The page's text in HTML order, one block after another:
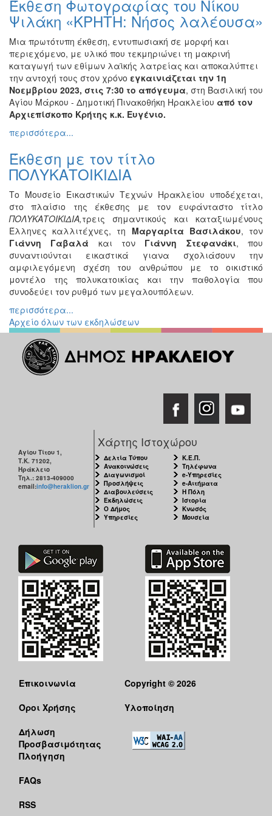
Βιβλίο
Ζωγραφική
Φωτογραφία
Τραγούδι
Μουσική
Κινηματογράφος
Χορός
Θέατρο
Ειδών
Συνέδρια
Ημερίδες
-
Διημερίδες
Σεμινάρια-
Διαλέξεις-
Ομιλίες
Διάφορες
Εκθέσεις
Εκδηλώσεις
για
Παιδιά
Άλλες
Εκδηλώσεις
ΔΗΜΟΣ
ΠΟΛΗ
Έκθεση Φωτογραφίας του Νίκου
Ψιλάκη «ΚΡΗΤΗ: Νήσος λαλέουσα»
Μια πρωτότυπη έκθεση, εντυπωσιακή σε μορφή και
περιεχόμενο, με υλικό που τεκμηριώνει τη μακρινή
καταγωγή των εθίμων λαϊκής λατρείας και αποκαλύπτει
την αντοχή τους στον χρόνο εγκαινιάζεται την 1η
Νοεμβρίου 2023, στις 7:30 το απόγευμα, στη Βασιλική του
Αγίου Μάρκου - Δημοτική Πινακοθήκη Ηρακλείου από τον
Αρχιεπίσκοπο Κρήτης κ.κ. Ευγένιο.
περισσότερα...
Έκθεση με τον τίτλο
ΠΟΛΥΚΑΤΟΙΚΙΔΙΑ
Το Μουσείο Εικαστικών Τεχνών Ηρακλείου υποδέχεται,
στο πλαίσιο της έκθεσης με τον ευφάνταστο τίτλο
ΠΟΛΥΚΑΤΟΙΚΙΔΙΑ,τρεις σημαντικούς και καταξιωμένους
Έλληνες καλλιτέχνες, τη Μαργαρίτα Βασιλάκου, τον
Γιάννη Γαβαλά και τον Γιάννη Στεφανάκι, που
συναντιούνται εικαστικά γιανα σχολιάσουν την
αμφιλεγόμενη σχέση του ανθρώπου με το οικιστικό
μοντέλο της πολυκατοικίας και την παθολογία που
συνοδεύει τον ρυθμό των μεγαλουπόλεων.
περισσότερα...
Αρχείο όλων των εκδηλώσεων
Αγίου Τίτου 1,
Τ.Κ. 71202,
Ηράκλειο
Τηλ.: 2813-409000
email:info@heraklion.gr
Χάρτης Ιστοχώρου
Δελτία Τύπου
Ανακοινώσεις
Διαγωνισμοί
Προσλήψεις
Διαβουλεύσεις
Εκδηλώσεις
Ο Δήμος
Υπηρεσίες
Κ.Ε.Π.
Τηλέφωνα
e-Υπηρεσίες
e-Αιτήματα
Η Πόλη
Ιστορία
Κνωσός
Μουσεία
Επικοινωνία
Όροι Χρήσης
Δήλωση
Προσβασιμότητας
Πλοήγηση
FAQs
RSS
Copyright © 2026
Υλοποίηση